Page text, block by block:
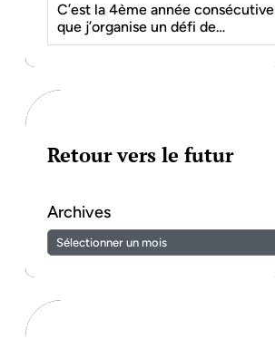
C’est la 4ème année consécutive
que j’organise un défi de…
Retour vers le futur
Archives